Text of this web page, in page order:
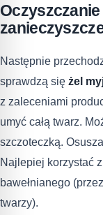
Następnie
sprawdzą się żel
z zaleceniami
umyć całą twarz.
szczoteczką.
Najlepiej korzystać
bawełnianego
twarzy).